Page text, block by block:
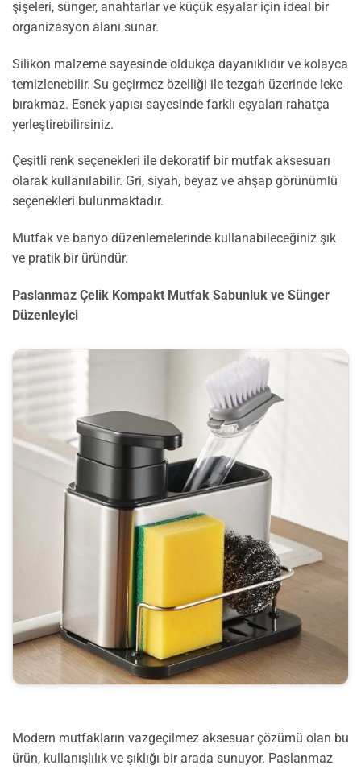
şişeleri, sünger, anahtarlar ve küçük eşyalar için ideal bir
organizasyon alanı sunar.
Silikon malzeme sayesinde oldukça dayanıklıdır ve kolayca
temizlenebilir. Su geçirmez özelliği ile tezgah üzerinde leke
bırakmaz. Esnek yapısı sayesinde farklı eşyaları rahatça
yerleştirebilirsiniz.
Çeşitli renk seçenekleri ile dekoratif bir mutfak aksesuarı
olarak kullanılabilir. Gri, siyah, beyaz ve ahşap görünümlü
seçenekleri bulunmaktadır.
Mutfak ve banyo düzenlemelerinde kullanabileceğiniz şık
ve pratik bir üründür.
Paslanmaz Çelik Kompakt Mutfak Sabunluk ve Sünger
Düzenleyici
Modern mutfakların vazgeçilmez aksesuar çözümü olan bu
ürün, kullanışlılık ve şıklığı bir arada sunuyor. Paslanmaz